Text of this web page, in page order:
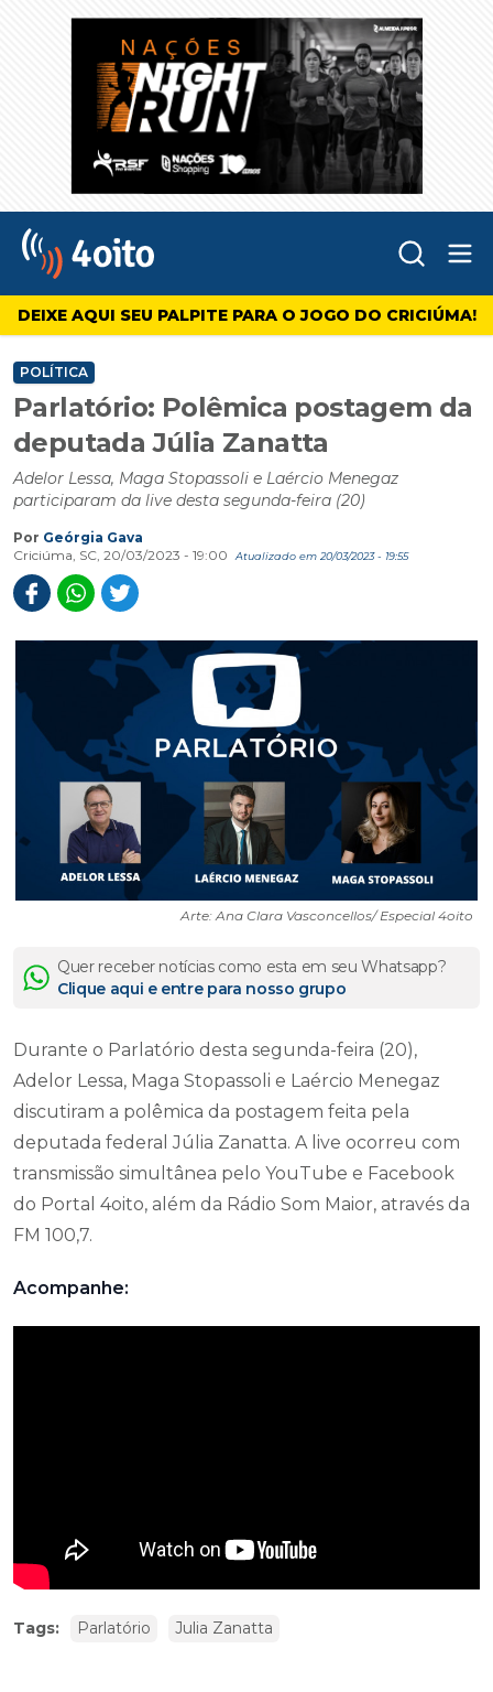
4oito
DEIXE AQUI SEU PALPITE PARA O JOGO DO CRICIÚMA!
POLÍTICA
Parlatório: Polêmica postagem da
deputada Júlia Zanatta
Adelor Lessa, Maga Stopassoli e Laércio Menegaz
participaram da live desta segunda-feira (20)
Por Geórgia Gava
Criciúma, SC, 20/03/2023 - 19:00
Atualizado em 20/03/2023 - 19:55
Arte: Ana Clara Vasconcellos/ Especial 4oito
Quer receber notícias como esta em seu Whatsapp?
Clique aqui e entre para nosso grupo
Durante o Parlatório desta segunda-feira (20),
Adelor Lessa, Maga Stopassoli e Laércio Menegaz
discutiram a polêmica da postagem feita pela
deputada federal Júlia Zanatta. A live ocorreu com
transmissão simultânea pelo YouTube e Facebook
do Portal 4oito, além da Rádio Som Maior, através da
FM 100,7.
Acompanhe:
Tags: Parlatório Julia Zanatta